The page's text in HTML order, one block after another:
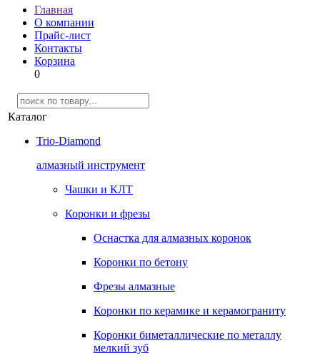
Главная
О компании
Прайс-лист
Контакты
Корзина
0
Каталог
Trio-Diamond
алмазный инструмент
Чашки и КЛТ
Коронки и фрезы
Оснастка для алмазных коронок
Коронки по бетону
Фрезы алмазные
Коронки по керамике и керамограниту
Коронки биметаллические по металлу
мелкий зуб